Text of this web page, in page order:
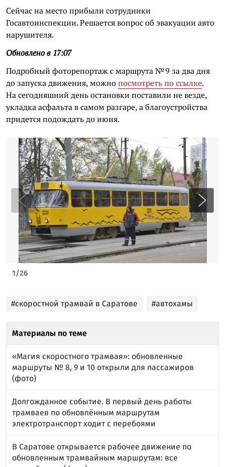
Сейчас на место прибыли сотрудники
Госавтоинспекции. Решается вопрос об эвакуации авто
нарушителя.
Обновлено в 17:07
Подробный фоторепортаж с маршрута № 9 за два дня
до запуска движения, можнопосмотреть по ссылке.
На сегодняшний день остановки поставили не везде,
укладка асфальта в самом разгаре, а благоустройства
придется подождать до июня.
1/26
#скоростной трамвай в Саратове #автохамы
Материалы по теме
«Магия скоростного трамвая»: обновленные
маршруты № 8, 9 и 10 открыли для пассажиров
(фото)
Долгожданное событие. В первый день работы
трамваев по обновлённым маршрутам
электротранспорт ходит с перебоями
В Саратове открывается рабочее движение по
обновленным трамвайным маршрутам: все